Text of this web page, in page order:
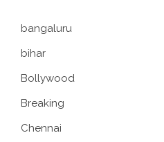
bangaluru
bihar
Bollywood
Breaking
Chennai